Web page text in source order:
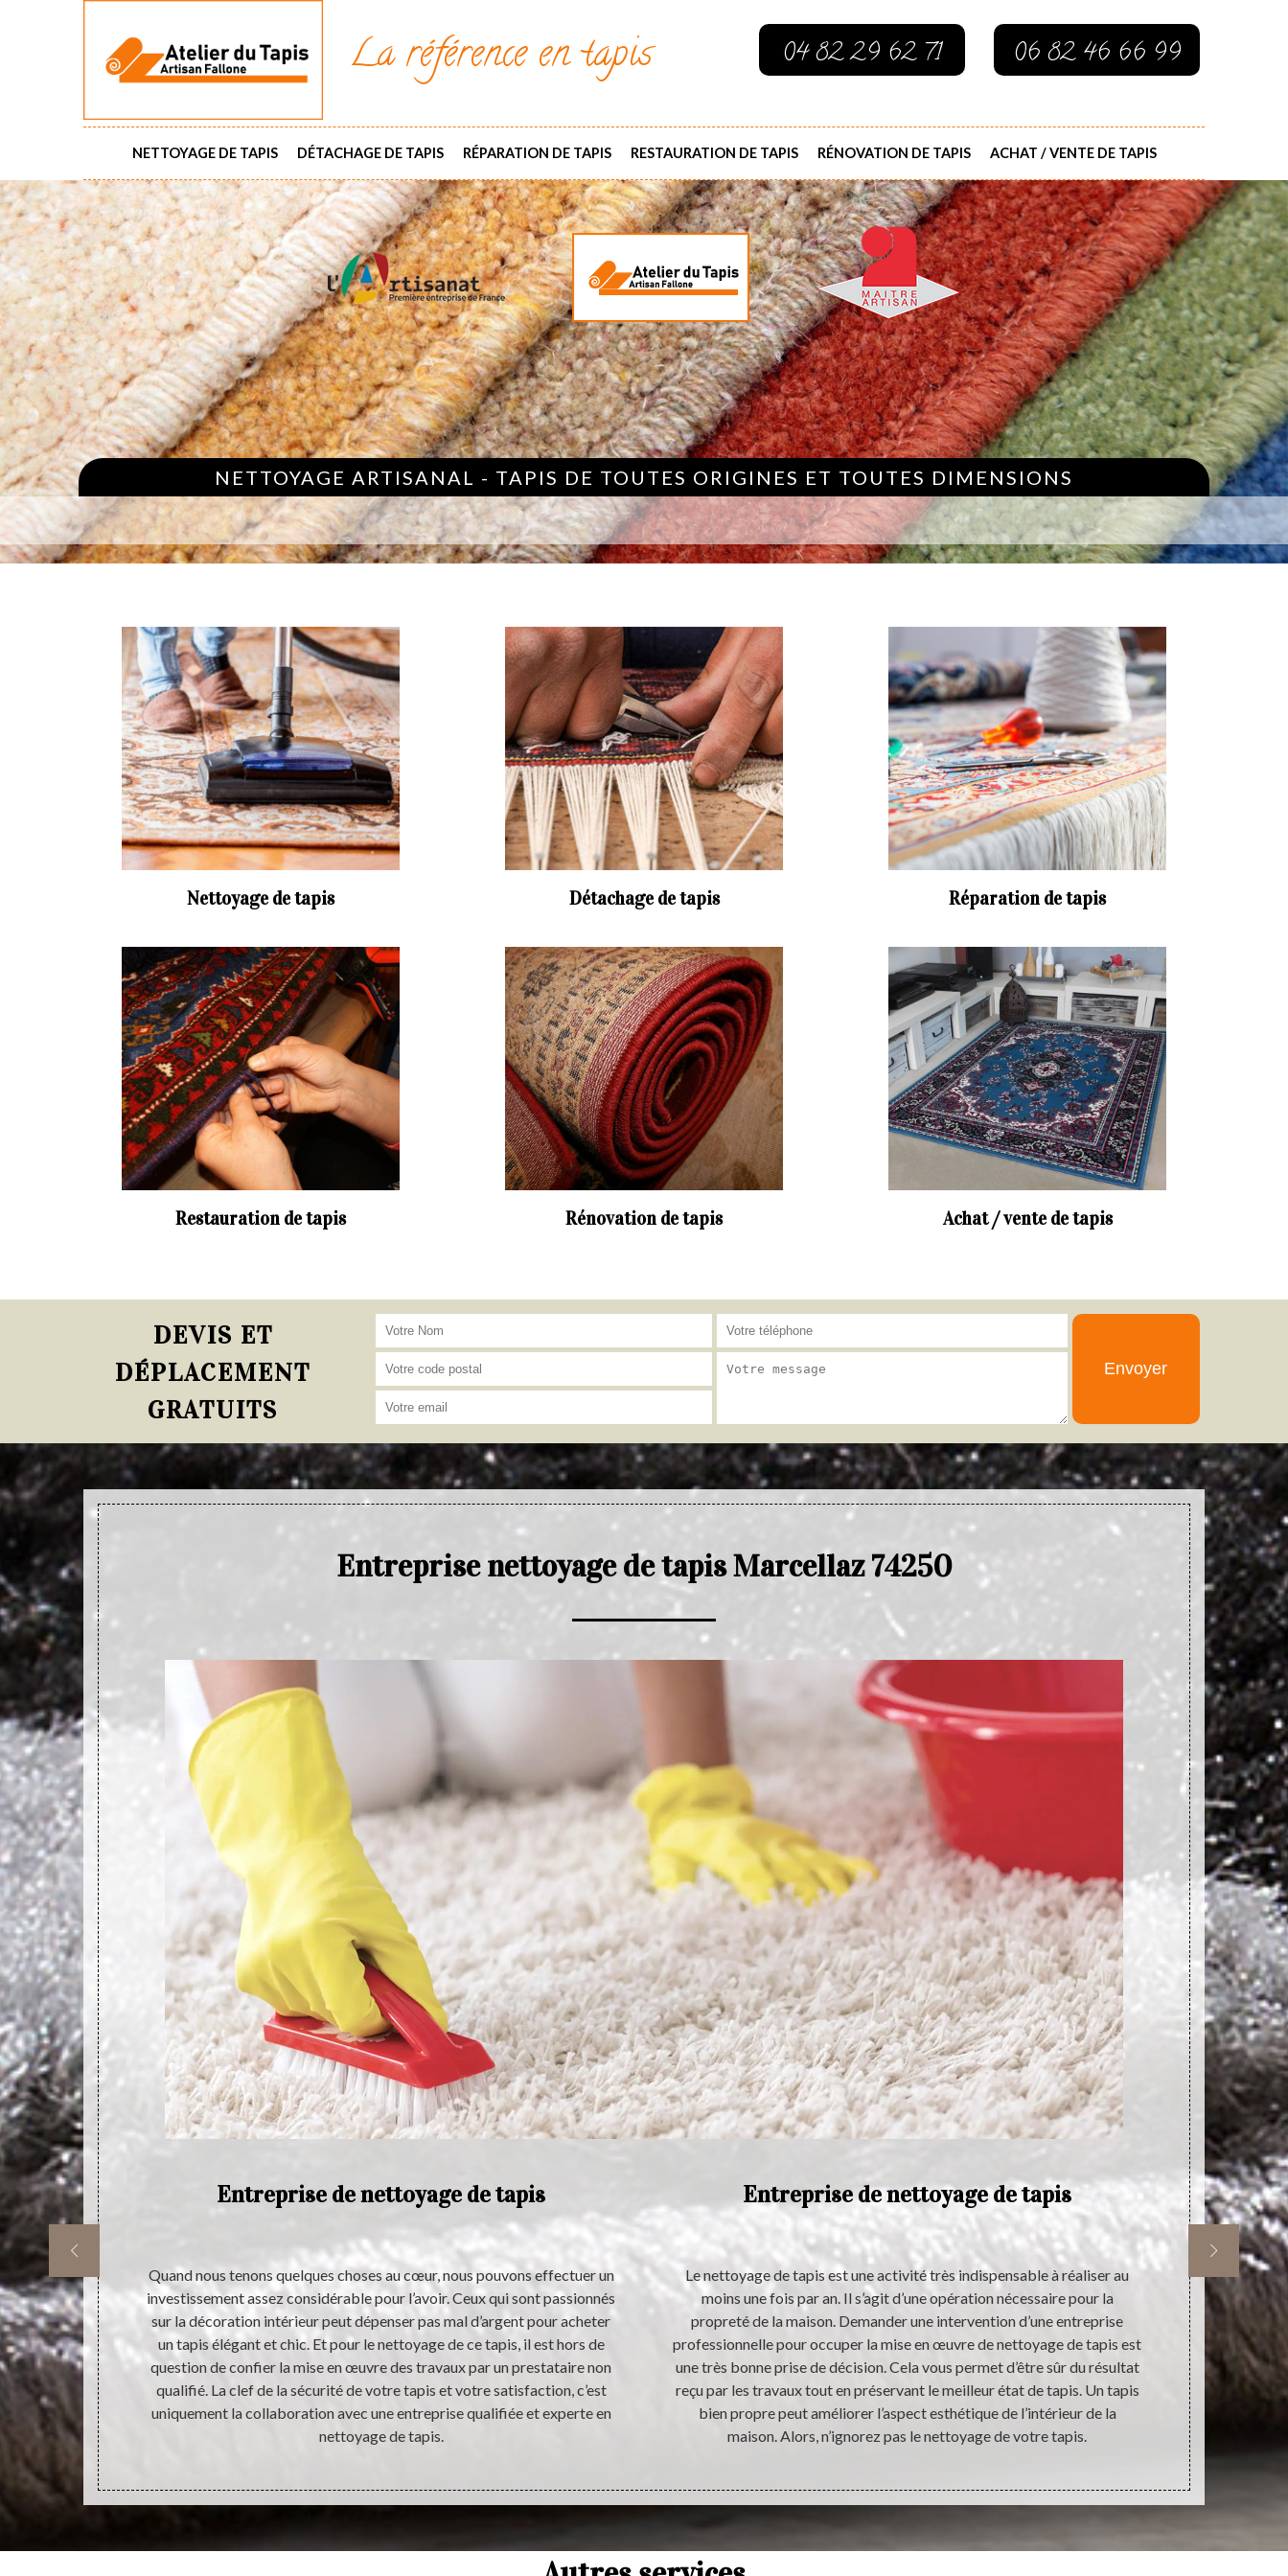
La référence en tapis 04 82 29 62 71 06 82 46 66 99
NETTOYAGE DE TAPIS DÉTACHAGE DE TAPIS RÉPARATION DE TAPIS RESTAURATION DE TAPIS RÉNOVATION DE TAPIS ACHAT / VENTE DE TAPIS
NETTOYAGE ARTISANAL - TAPIS DE TOUTES ORIGINES ET TOUTES DIMENSIONS
Nettoyage de tapis Détachage de tapis Réparation de tapis
Restauration de tapis Rénovation de tapis Achat / vente de tapis
DEVIS ET
DÉPLACEMENT
GRATUITS
Entreprise nettoyage de tapis Marcellaz 74250
nombre de
effet, il est
tapis. Pour
dans le
à Atelier
les délais
et sans
Entreprise de nettoyage de tapis
Quand nous tenons quelques choses au cœur, nous pouvons effectuer un
investissement assez considérable pour l’avoir. Ceux qui sont passionnés
sur la décoration intérieur peut dépenser pas mal d’argent pour acheter
un tapis élégant et chic. Et pour le nettoyage de ce tapis, il est hors de
question de confier la mise en œuvre des travaux par un prestataire non
qualifié. La clef de la sécurité de votre tapis et votre satisfaction, c’est
uniquement la collaboration avec une entreprise qualifiée et experte en
nettoyage de tapis.
Entreprise de nettoyage de tapis
Le nettoyage de tapis est une activité très indispensable à réaliser au
moins une fois par an. Il s’agit d’une opération nécessaire pour la
propreté de la maison. Demander une intervention d’une entreprise
professionnelle pour occuper la mise en œuvre de nettoyage de tapis est
une très bonne prise de décision. Cela vous permet d’être sûr du résultat
reçu par les travaux tout en préservant le meilleur état de tapis. Un tapis
bien propre peut améliorer l’aspect esthétique de l’intérieur de la
maison. Alors, n’ignorez pas le nettoyage de votre tapis.
Quand nous
intervention
un
bénéficier
toute
de côté